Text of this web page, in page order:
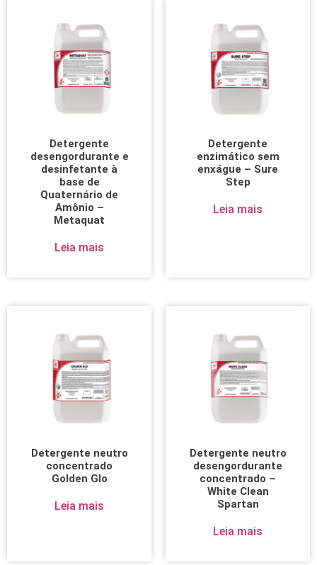
Detergente
desengordurante e
desinfetante à
base de
Quaternário de
Amônio –
Metaquat
Leia mais
Detergente
enzimático sem
enxágue – Sure
Step
Leia mais
Detergente neutro
concentrado
Golden Glo
Leia mais
Detergente neutro
desengordurante
concentrado –
White Clean
Spartan
Leia mais